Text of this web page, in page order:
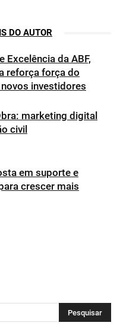
DO AUTOR
Excelência da ABF,
reforça força do
investidores
marketing digital
civil
em suporte e
crescer mais